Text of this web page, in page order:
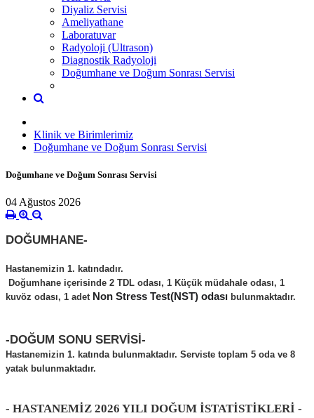
Diyaliz Servisi
Ameliyathane
Laboratuvar
Radyoloji (Ultrason)
Diagnostik Radyoloji
Doğumhane ve Doğum Sonrası Servisi
Klinik ve Birimlerimiz
Doğumhane ve Doğum Sonrası Servisi
Doğumhane ve Doğum Sonrası Servisi
04 Ağustos 2026
DOĞUMHANE-
Hastanemizin 1. katındadır.
Doğumhane içerisinde 2 TDL odası, 1 Küçük müdahale odası, 1
kuvöz odası, 1 adet Non Stress Test(NST) odası bulunmaktadır.
-DOĞUM SONU SERVİSİ-
Hastanemizin 1. katında bulunmaktadır. Serviste toplam 5 oda ve 8
yatak bulunmaktadır.
- HASTANEMİZ 2026 YILI DOĞUM İSTATİSTİKLERİ -